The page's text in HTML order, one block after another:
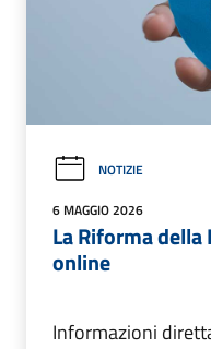
NOTIZIE
6 MAGGIO 2026
La Riforma
online
Informazioni